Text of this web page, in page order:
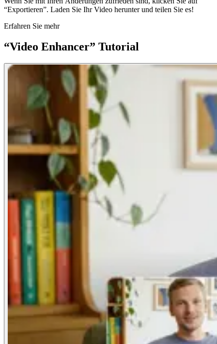
“Exportieren”. Laden Sie Ihr Video herunter und teilen Sie es!
Erfahren Sie mehr
“Video Enhancer” Tutorial